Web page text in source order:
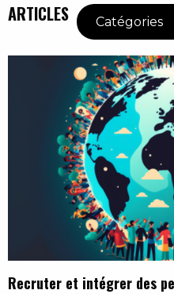
ARTICLES
Recruter et intégrer des